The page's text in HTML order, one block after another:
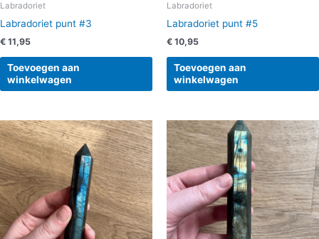
Labradoriet
Labradoriet punt #3
€ 11,95
Toevoegen aan
winkelwagen
Labradoriet
Labradoriet punt #5
€ 10,95
Toevoegen aan
winkelwagen